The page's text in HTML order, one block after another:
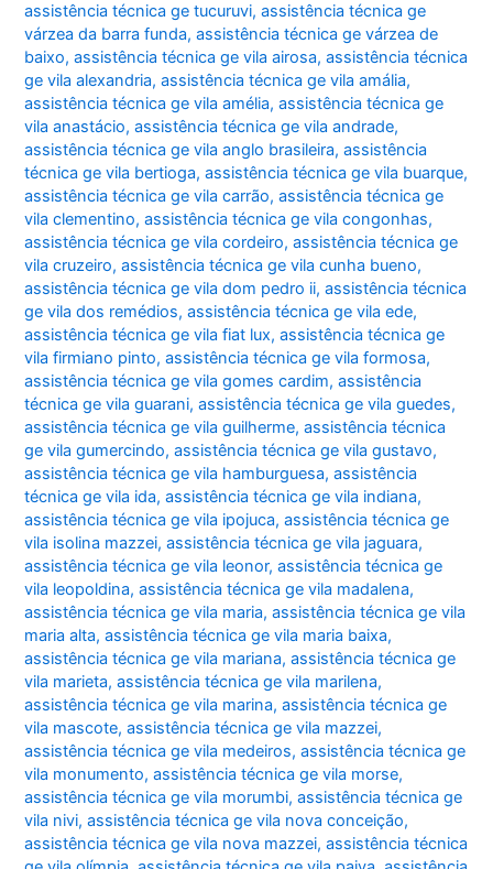
assistência técnica ge tucuruvi,assistência técnica ge
várzea da barra funda,assistência técnica ge várzea de
baixo,assistência técnica ge vila airosa,assistência técnica
ge vila alexandria,assistência técnica ge vila amália,
assistência técnica ge vila amélia,assistência técnica ge
vila anastácio,assistência técnica ge vila andrade,
assistência técnica ge vila anglo brasileira,assistência
técnica ge vila bertioga,assistência técnica ge vila buarque,
assistência técnica ge vila carrão,assistência técnica ge
vila clementino,assistência técnica ge vila congonhas,
assistência técnica ge vila cordeiro,assistência técnica ge
vila cruzeiro,assistência técnica ge vila cunha bueno,
assistência técnica ge vila dom pedro ii,assistência técnica
ge vila dos remédios,assistência técnica ge vila ede,
assistência técnica ge vila fiat lux,assistência técnica ge
vila firmiano pinto,assistência técnica ge vila formosa,
assistência técnica ge vila gomes cardim,assistência
técnica ge vila guarani,assistência técnica ge vila guedes,
assistência técnica ge vila guilherme,assistência técnica
ge vila gumercindo,assistência técnica ge vila gustavo,
assistência técnica ge vila hamburguesa,assistência
técnica ge vila ida,assistência técnica ge vila indiana,
assistência técnica ge vila ipojuca,assistência técnica ge
vila isolina mazzei,assistência técnica ge vila jaguara,
assistência técnica ge vila leonor,assistência técnica ge
vila leopoldina,assistência técnica ge vila madalena,
assistência técnica ge vila maria,assistência técnica ge vila
maria alta,assistência técnica ge vila maria baixa,
assistência técnica ge vila mariana,assistência técnica ge
vila marieta,assistência técnica ge vila marilena,
assistência técnica ge vila marina,assistência técnica ge
vila mascote,assistência técnica ge vila mazzei,
assistência técnica ge vila medeiros,assistência técnica ge
vila monumento,assistência técnica ge vila morse,
assistência técnica ge vila morumbi,assistência técnica ge
vila nivi,assistência técnica ge vila nova conceição,
assistência técnica ge vila nova mazzei,assistência técnica